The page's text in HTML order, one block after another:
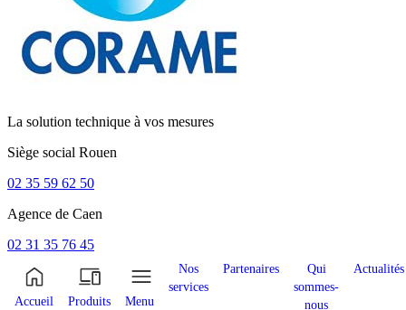
La solution technique à vos mesures
Siège social Rouen
02 35 59 62 50
Agence de Caen
02 31 35 76 45
Accueil Produits Menu
Nos
services
Partenaires
Qui
sommes-
nous
Actualités